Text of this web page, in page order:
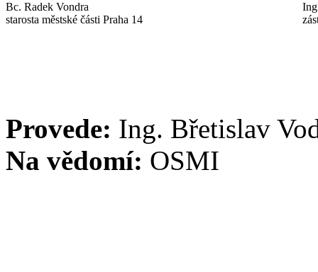
Bc. Radek Vondra
starosta městské části Praha 14
Provede: Ing. Břetislav
Na vědomí: OSMI